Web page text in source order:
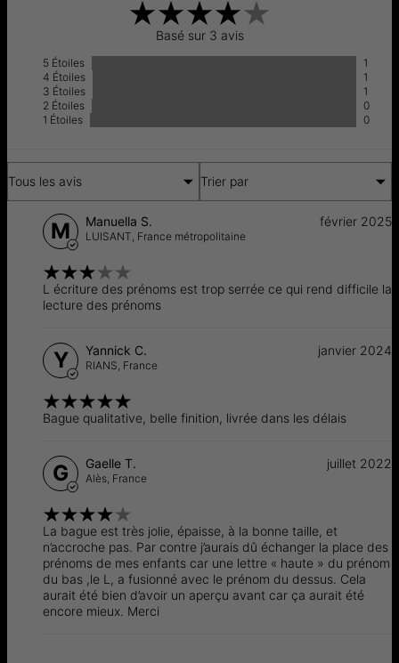
août
Aucun frais supplémentaire ne vous sera facturé.
Les délais mentionnés comprennent le temps de
production.
RetoursLivraison
Basé sur 3 avis
5 Étoiles
1
4 Étoiles
1
3 Étoiles
1
2 Étoiles
0
1 Étoiles
0
Tous les avis Trier par
M Manuella S.
LUISANT, France métropolitaine
février 2025
L écriture des prénoms est trop serrée ce qui rend difficile la
lecture des prénoms
Y Yannick C.
RIANS, France
janvier 2024
Bague qualitative, belle finition, livrée dans les délais
G Gaelle T.
Alès, France
juillet 2022
La bague est très jolie, épaisse, à la bonne taille, et
n’accroche pas. Par contre j’aurais dû échanger la place des
prénoms de mes enfants car une lettre « haute » du prénom
du bas ,le L, a fusionné avec le prénom du dessus. Cela
aurait été bien d’avoir un aperçu avant car ça aurait été
encore mieux. Merci